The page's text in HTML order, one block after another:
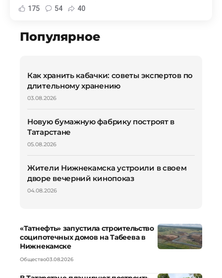
175 54 40
Популярное
Как хранить кабачки: советы экспертов по
длительному хранению
03.08.2026
Новую бумажную фабрику построят в
Татарстане
05.08.2026
Жители Нижнекамска устроили в своем
дворе вечерний кинопоказ
04.08.2026
«Татнефть» запустила строительство
соципотечных домов на Табеева в
Нижнекамске
Общество03.08.2026